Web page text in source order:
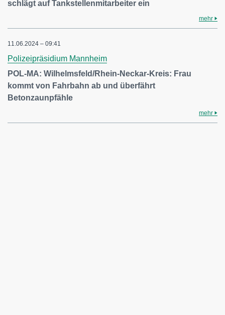
schlägt auf Tankstellenmitarbeiter ein
mehr
11.06.2024 – 09:41
Polizeipräsidium Mannheim
POL-MA: Wilhelmsfeld/Rhein-Neckar-Kreis: Frau
kommt von Fahrbahn ab und überfährt
Betonzaunpfähle
mehr